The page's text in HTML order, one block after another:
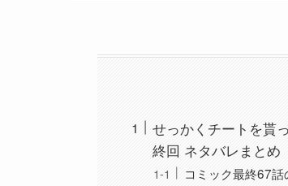
せっかくチートを貰
終回 ネタバレまとめ
コミック最終67話